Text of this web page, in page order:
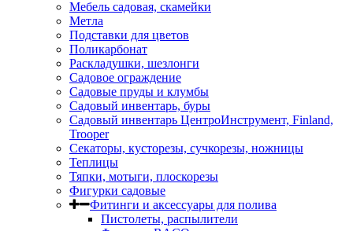
Мебель садовая, скамейки
Метла
Подставки для цветов
Поликарбонат
Раскладушки, шезлонги
Садовое ограждение
Садовые пруды и клумбы
Садовый инвентарь, буры
Садовый инвентарь ЦентроИнструмент, Finland,
Trooper
Секаторы, кусторезы, сучкорезы, ножницы
Теплицы
Тяпки, мотыги, плоскорезы
Фигурки садовые
Фитинги и аксессуары для полива
Пистолеты, распылители